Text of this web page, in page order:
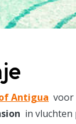
Antigua voor
in